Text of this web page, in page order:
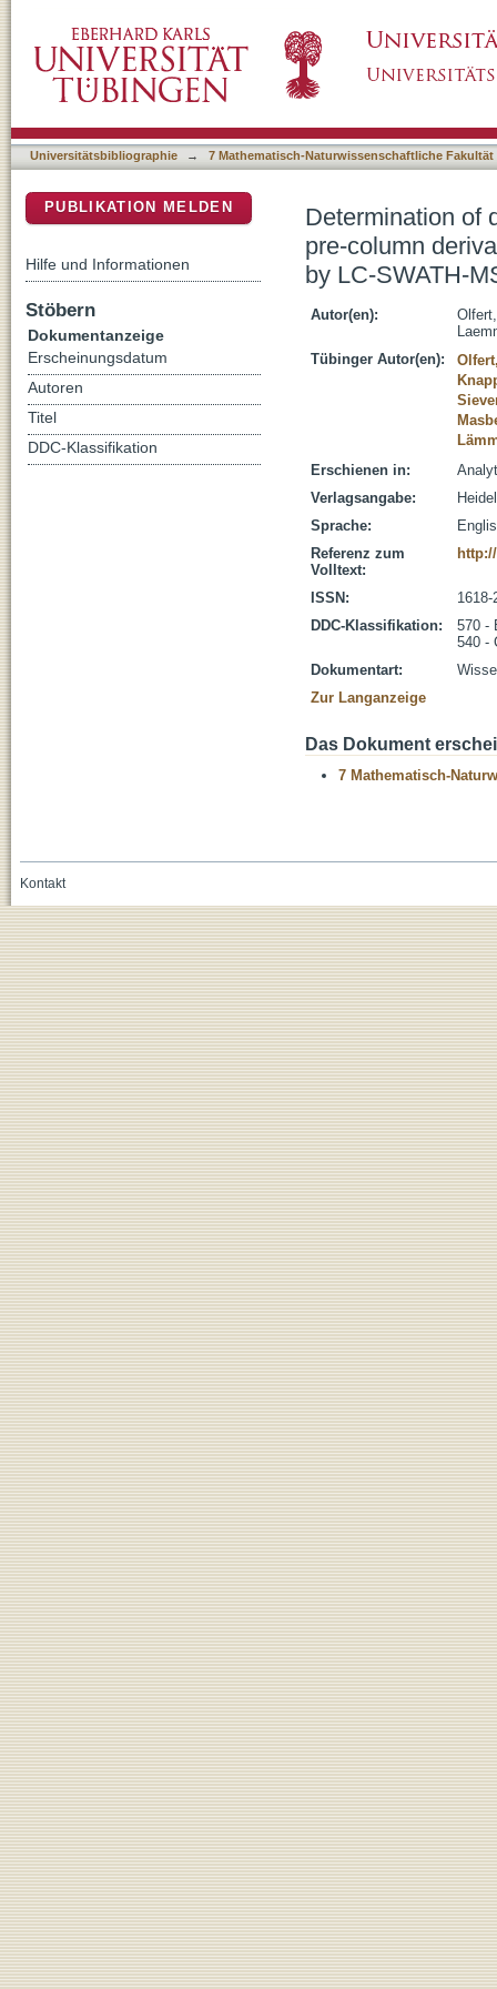
dimethyl and dipyridyl disulfide followed by
Universitätsbibliographie → 7 Mathematisch-Naturwissenschaftliche Fakultät
Determination of
pre-column
by LC-SWATH-
Autor(en):
Tübinger Autor(en):
Erschienen in:
Verlagsangabe:
Sprache:
Referenz zum
Volltext:
ISSN:
1618-
DDC-Klassifikation:
570 -
540 -
Dokumentart:
Zur Langanzeige
Das Dokument
7 Mathematisch-
PUBLIKATION MELDEN
Hilfe und Informationen
Stöbern
Dokumentanzeige
Erscheinungsdatum
Autoren
Titel
DDC-Klassifikation
Kontakt